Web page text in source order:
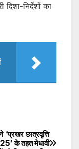
निर्देशों का
‘प्रखर छात्रवृत्ति
के तहत मेधावी